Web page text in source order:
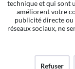
technique et qui sont
améliorent votre
publicité directe
réseaux sociaux, ne
Refuser